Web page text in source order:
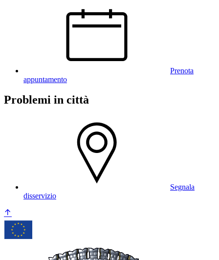
Prenota
appuntamento
Problemi in città
Segnala
disservizio